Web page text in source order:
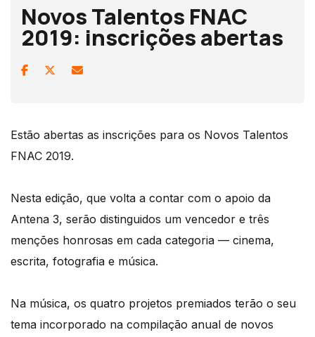
Novos Talentos FNAC
2019: inscrições abertas
Estão abertas as inscrições para os Novos Talentos
FNAC 2019.
Nesta edição, que volta a contar com o apoio da
Antena 3, serão distinguidos um vencedor e três
menções honrosas em cada categoria — cinema,
escrita, fotografia e música.
Na música, os quatro projetos premiados terão o seu
tema incorporado na compilação anual de novos